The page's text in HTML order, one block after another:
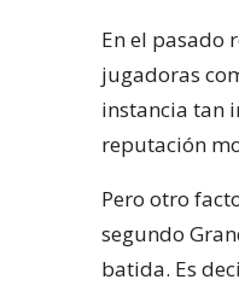
En el pasado
jugadoras
instancia tan
reputación
Pero otro
segundo
batida. Es